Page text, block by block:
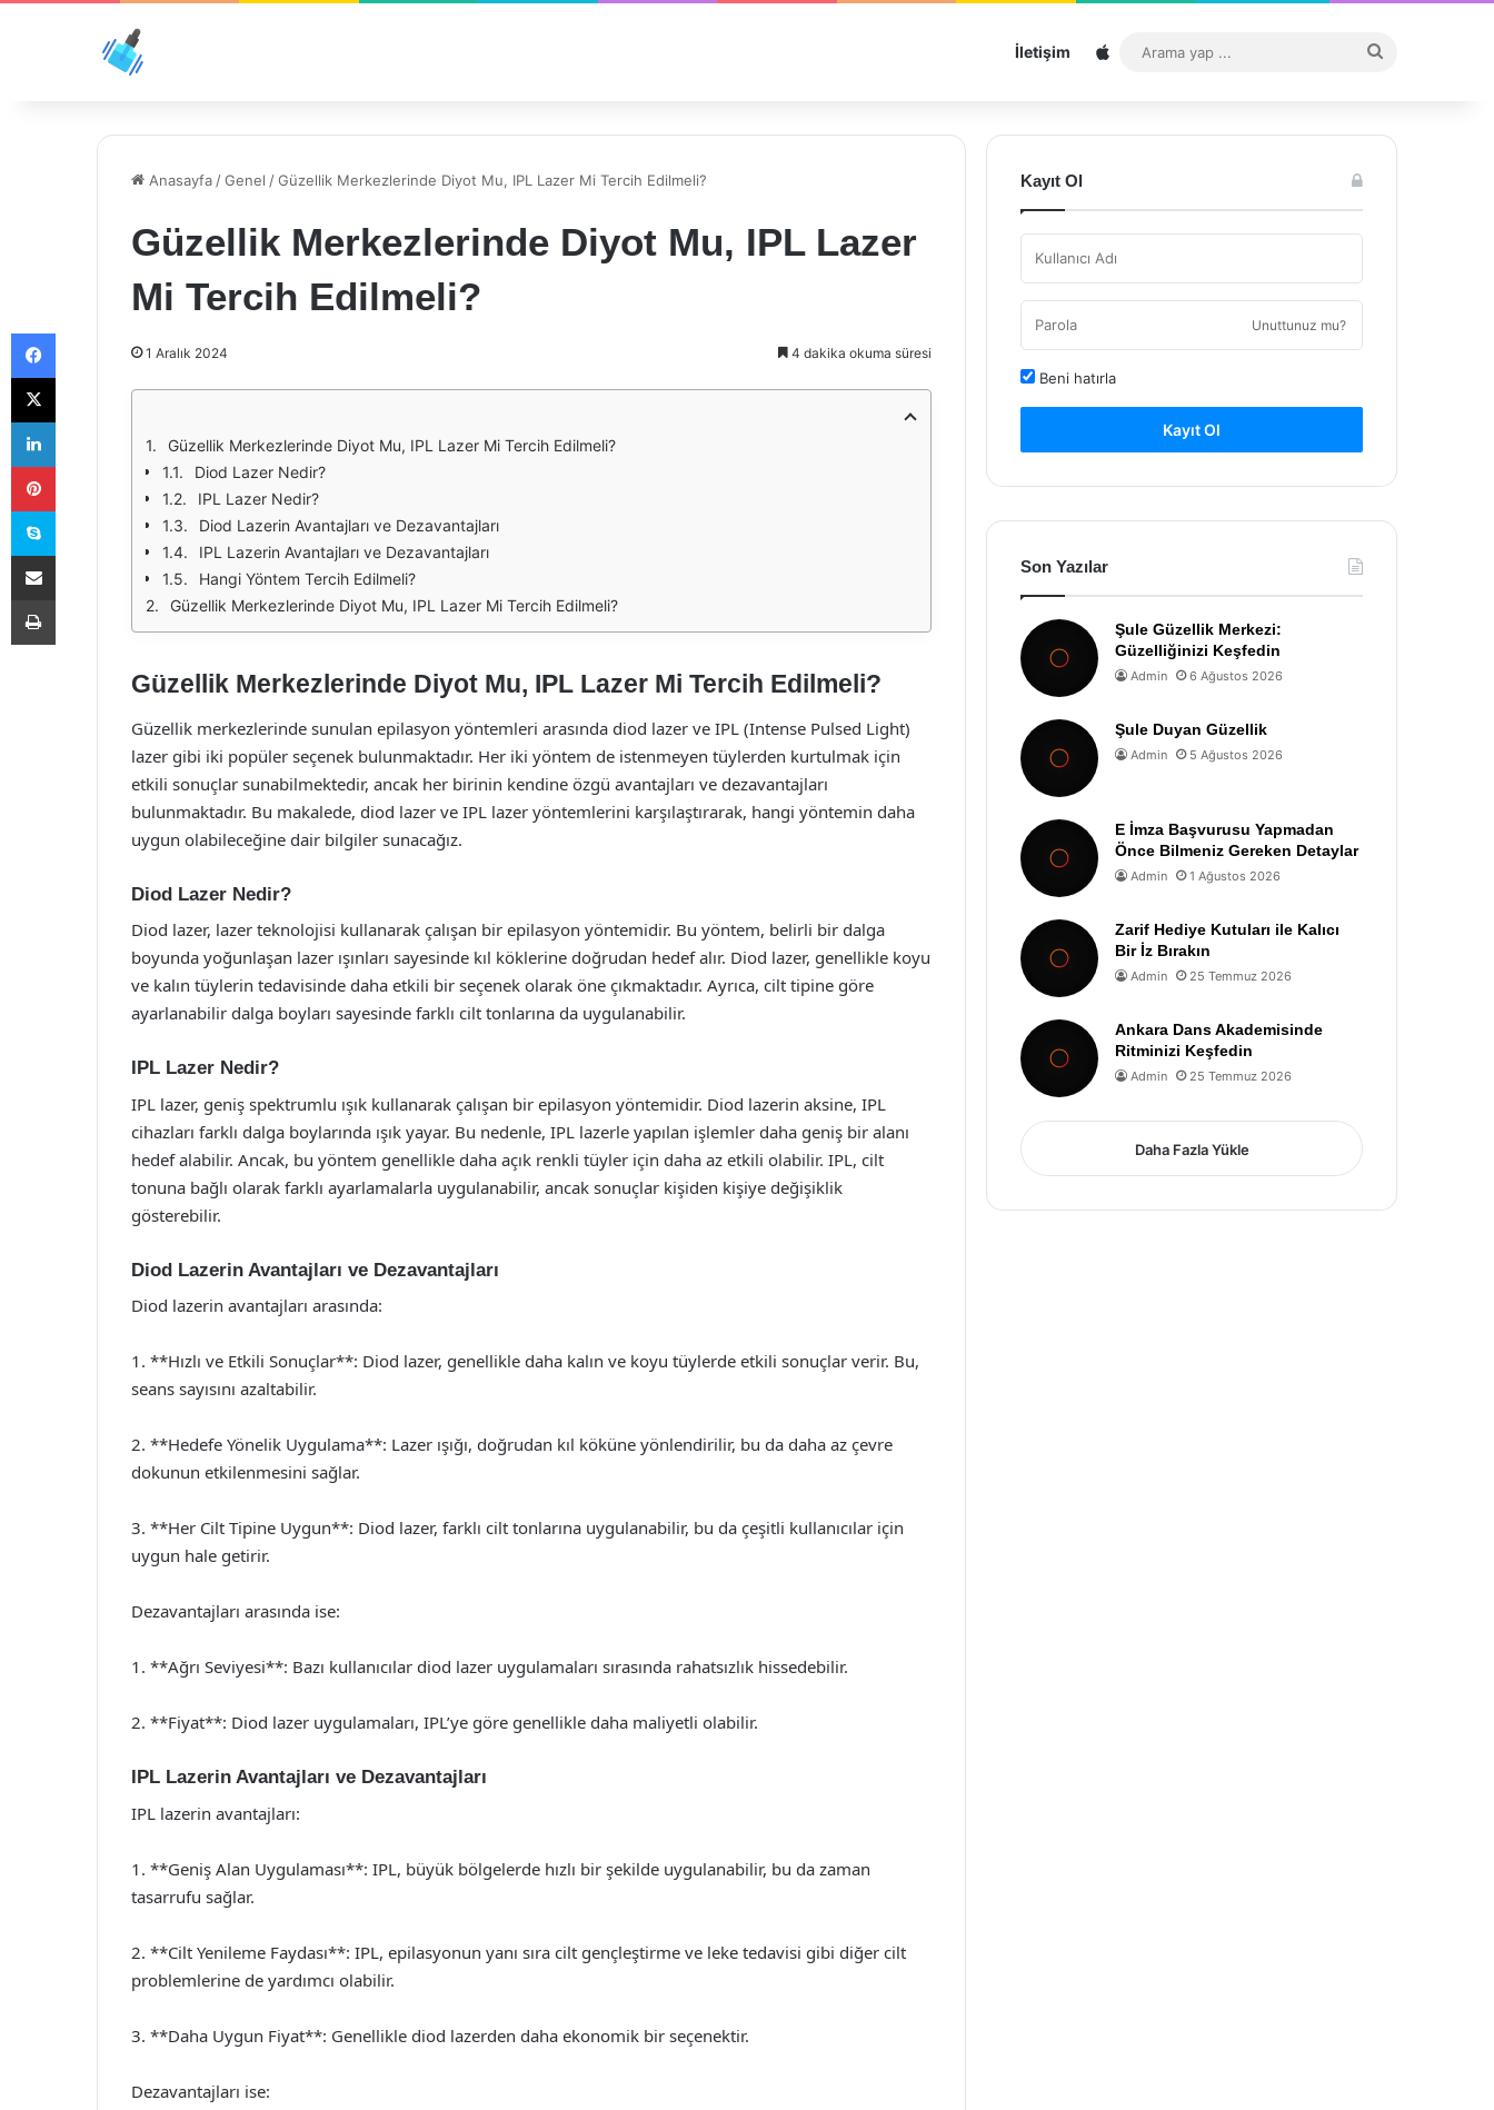
İletişim Sitemap
...
Anasayfa /Genel /Güzellik Merkezlerinde Diyot Mu, IPL Lazer Mi Tercih Edilmeli?
Güzellik Merkezlerinde Diyot Mu, IPL Lazer
Mi Tercih Edilmeli?
1 Aralık 2024 4 dakika okuma süresi
Güzellik Merkezlerinde Diyot Mu, IPL Lazer Mi Tercih Edilmeli?
Diod Lazer Nedir?
IPL Lazer Nedir?
Diod Lazerin Avantajları ve Dezavantajları
IPL Lazerin Avantajları ve Dezavantajları
Hangi Yöntem Tercih Edilmeli?
Güzellik Merkezlerinde Diyot Mu, IPL Lazer Mi Tercih Edilmeli?
Güzellik Merkezlerinde Diyot Mu, IPL Lazer Mi Tercih Edilmeli?
Güzellik merkezlerinde sunulan epilasyon yöntemleri arasında diod lazer ve IPL (Intense Pulsed Light)
lazer gibi iki popüler seçenek bulunmaktadır. Her iki yöntem de istenmeyen tüylerden kurtulmak için
etkili sonuçlar sunabilmektedir, ancak her birinin kendine özgü avantajları ve dezavantajları
bulunmaktadır. Bu makalede, diod lazer ve IPL lazer yöntemlerini karşılaştırarak, hangi yöntemin daha
uygun olabileceğine dair bilgiler sunacağız.
Diod Lazer Nedir?
Diod lazer, lazer teknolojisi kullanarak çalışan bir epilasyon yöntemidir. Bu yöntem, belirli bir dalga
boyunda yoğunlaşan lazer ışınları sayesinde kıl köklerine doğrudan hedef alır. Diod lazer, genellikle koyu
ve kalın tüylerin tedavisinde daha etkili bir seçenek olarak öne çıkmaktadır. Ayrıca, cilt tipine göre
ayarlanabilir dalga boyları sayesinde farklı cilt tonlarına da uygulanabilir.
IPL Lazer Nedir?
IPL lazer, geniş spektrumlu ışık kullanarak çalışan bir epilasyon yöntemidir. Diod lazerin aksine, IPL
cihazları farklı dalga boylarında ışık yayar. Bu nedenle, IPL lazerle yapılan işlemler daha geniş bir alanı
hedef alabilir. Ancak, bu yöntem genellikle daha açık renkli tüyler için daha az etkili olabilir. IPL, cilt
tonuna bağlı olarak farklı ayarlamalarla uygulanabilir, ancak sonuçlar kişiden kişiye değişiklik
gösterebilir.
Diod Lazerin Avantajları ve Dezavantajları
Diod lazerin avantajları arasında:
1. **Hızlı ve Etkili Sonuçlar**: Diod lazer, genellikle daha kalın ve koyu tüylerde etkili sonuçlar verir. Bu,
seans sayısını azaltabilir.
2. **Hedefe Yönelik Uygulama**: Lazer ışığı, doğrudan kıl köküne yönlendirilir, bu da daha az çevre
dokunun etkilenmesini sağlar.
3. **Her Cilt Tipine Uygun**: Diod lazer, farklı cilt tonlarına uygulanabilir, bu da çeşitli kullanıcılar için
uygun hale getirir.
Dezavantajları arasında ise:
1. **Ağrı Seviyesi**: Bazı kullanıcılar diod lazer uygulamaları sırasında rahatsızlık hissedebilir.
2. **Fiyat**: Diod lazer uygulamaları, IPL’ye göre genellikle daha maliyetli olabilir.
IPL Lazerin Avantajları ve Dezavantajları
IPL lazerin avantajları:
1. **Geniş Alan Uygulaması**: IPL, büyük bölgelerde hızlı bir şekilde uygulanabilir, bu da zaman
tasarrufu sağlar.
2. **Cilt Yenileme Faydası**: IPL, epilasyonun yanı sıra cilt gençleştirme ve leke tedavisi gibi diğer cilt
problemlerine de yardımcı olabilir.
3. **Daha Uygun Fiyat**: Genellikle diod lazerden daha ekonomik bir seçenektir.
Dezavantajları ise:
Kayıt Ol
Unuttunuz mu?
Beni hatırla
Kayıt Ol
Son Yazılar
Şule Güzellik Merkezi:
Güzelliğinizi Keşfedin
Admin 6 Ağustos 2026
Şule Duyan Güzellik
Admin 5 Ağustos 2026
E İmza Başvurusu Yapmadan
Önce Bilmeniz Gereken Detaylar
Admin 1 Ağustos 2026
Zarif Hediye Kutuları ile Kalıcı
Bir İz Bırakın
Admin 25 Temmuz 2026
Ankara Dans Akademisinde
Ritminizi Keşfedin
Admin 25 Temmuz 2026
Daha Fazla Yükle
Facebook
X
LinkedIn
Pinterest
Skype
E-Posta ile paylaş